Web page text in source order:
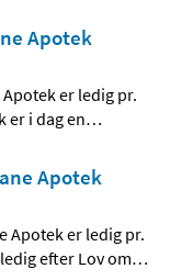
Apotek
er ledig pr.
er i dag en…
Apotek
Apotek er ledig pr.
efter Lov om…